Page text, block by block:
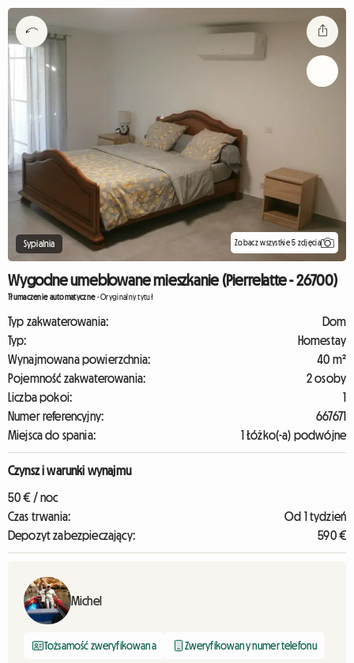
Sypialnia Zobacz wszystkie 5 zdjęcia
Wygodne umeblowane mieszkanie (Pierrelatte - 26700)
Tłumaczenie automatyczne-Oryginalny tytuł
Typ zakwaterowania:
Dom
Typ:
Homestay
Wynajmowana powierzchnia:
40 m²
Pojemność zakwaterowania:
2 osoby
Liczba pokoi:
1
Numer referencyjny:
667671
Miejsca do spania:
1 Łóżko(-a) podwójne
Czynsz i warunki wynajmu
50 € / noc
Czas trwania:
Od 1 tydzień
Depozyt zabezpieczający:
590 €
Michel
Tożsamość zweryfikowana Zweryfikowany numer telefonu